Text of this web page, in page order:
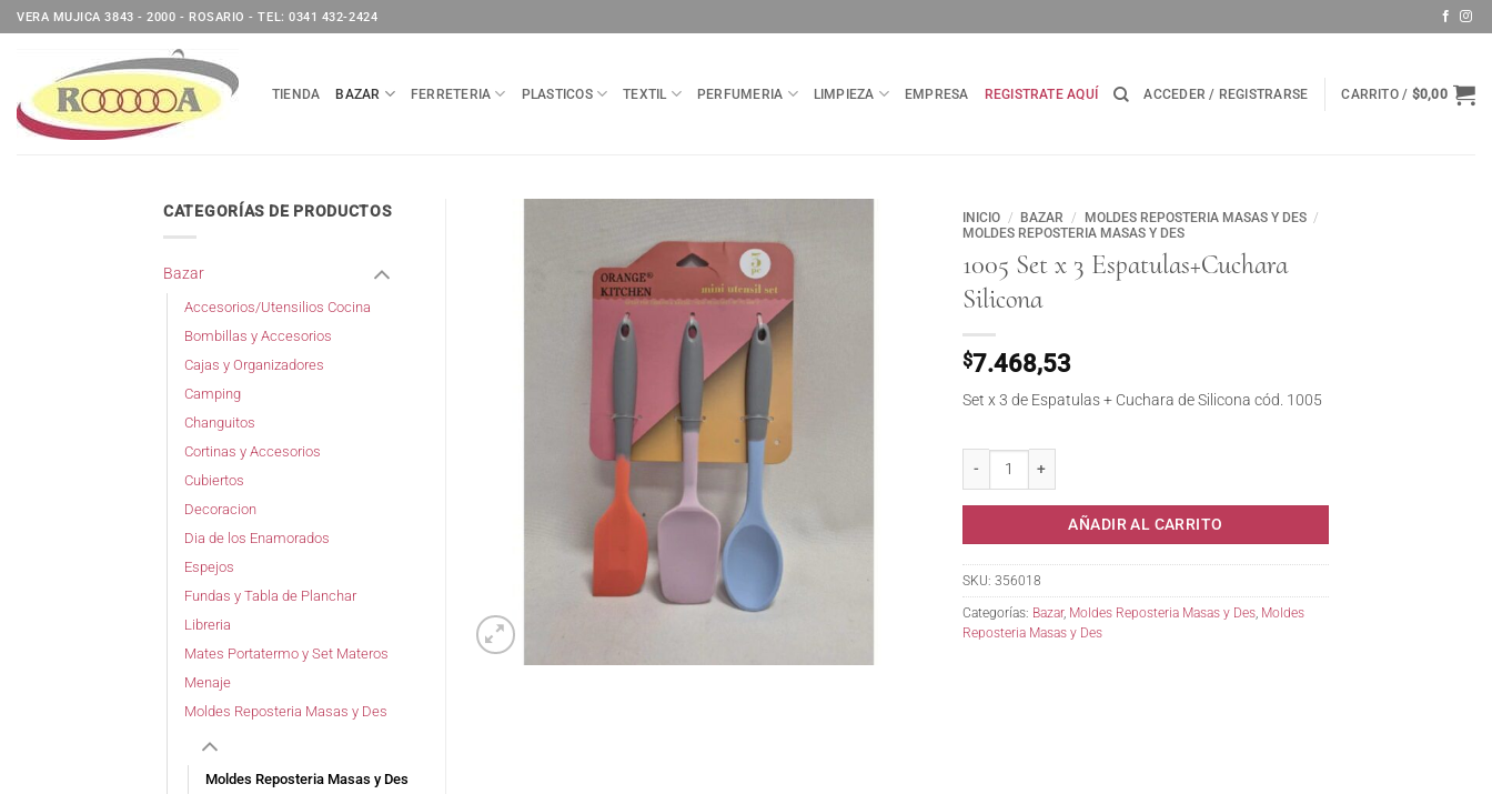
Saltar
al
VERA MUJICA 3843 - 2000 - ROSARIO - TEL: 0341 432-2424
TIENDA BAZAR FERRETERIA PLASTICOS TEXTIL PERFUMERIA LIMPIEZA EMPRESA REGISTRATE AQUÍ ACCEDER / REGISTRARSE CARRITO / $0,00
INICIO / BAZAR / MOLDES REPOSTERIA MASAS Y DES /
MOLDES REPOSTERIA MASAS Y DES
1005 Set x 3 Espatulas+Cuchara
Silicona
$7.468,53
Set x 3 de Espatulas + Cuchara de Silicona cód. 1005
AÑADIR AL CARRITO
SKU: 356018
Categorías: Bazar, Moldes Reposteria Masas y Des, Moldes
Reposteria Masas y Des
CATEGORÍAS DE PRODUCTOS
Bazar
Accesorios/Utensilios Cocina
Bombillas y Accesorios
Cajas y Organizadores
Camping
Changuitos
Cortinas y Accesorios
Cubiertos
Decoracion
Dia de los Enamorados
Espejos
Fundas y Tabla de Planchar
Libreria
Mates Portatermo y Set Materos
Menaje
Moldes Reposteria Masas y Des
Moldes Reposteria Masas y Des